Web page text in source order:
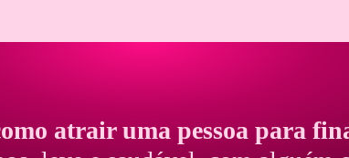
atrair uma pessoa para